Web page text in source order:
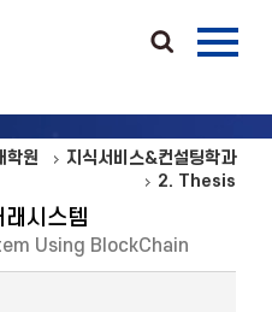
학원
지식서비스&컨설팅학과
2. Thesis
시스템
Using BlockChain